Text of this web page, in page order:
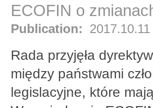
ECOFIN o
Publication:
Rada przyjęła
między państwami
legislacyjne, które